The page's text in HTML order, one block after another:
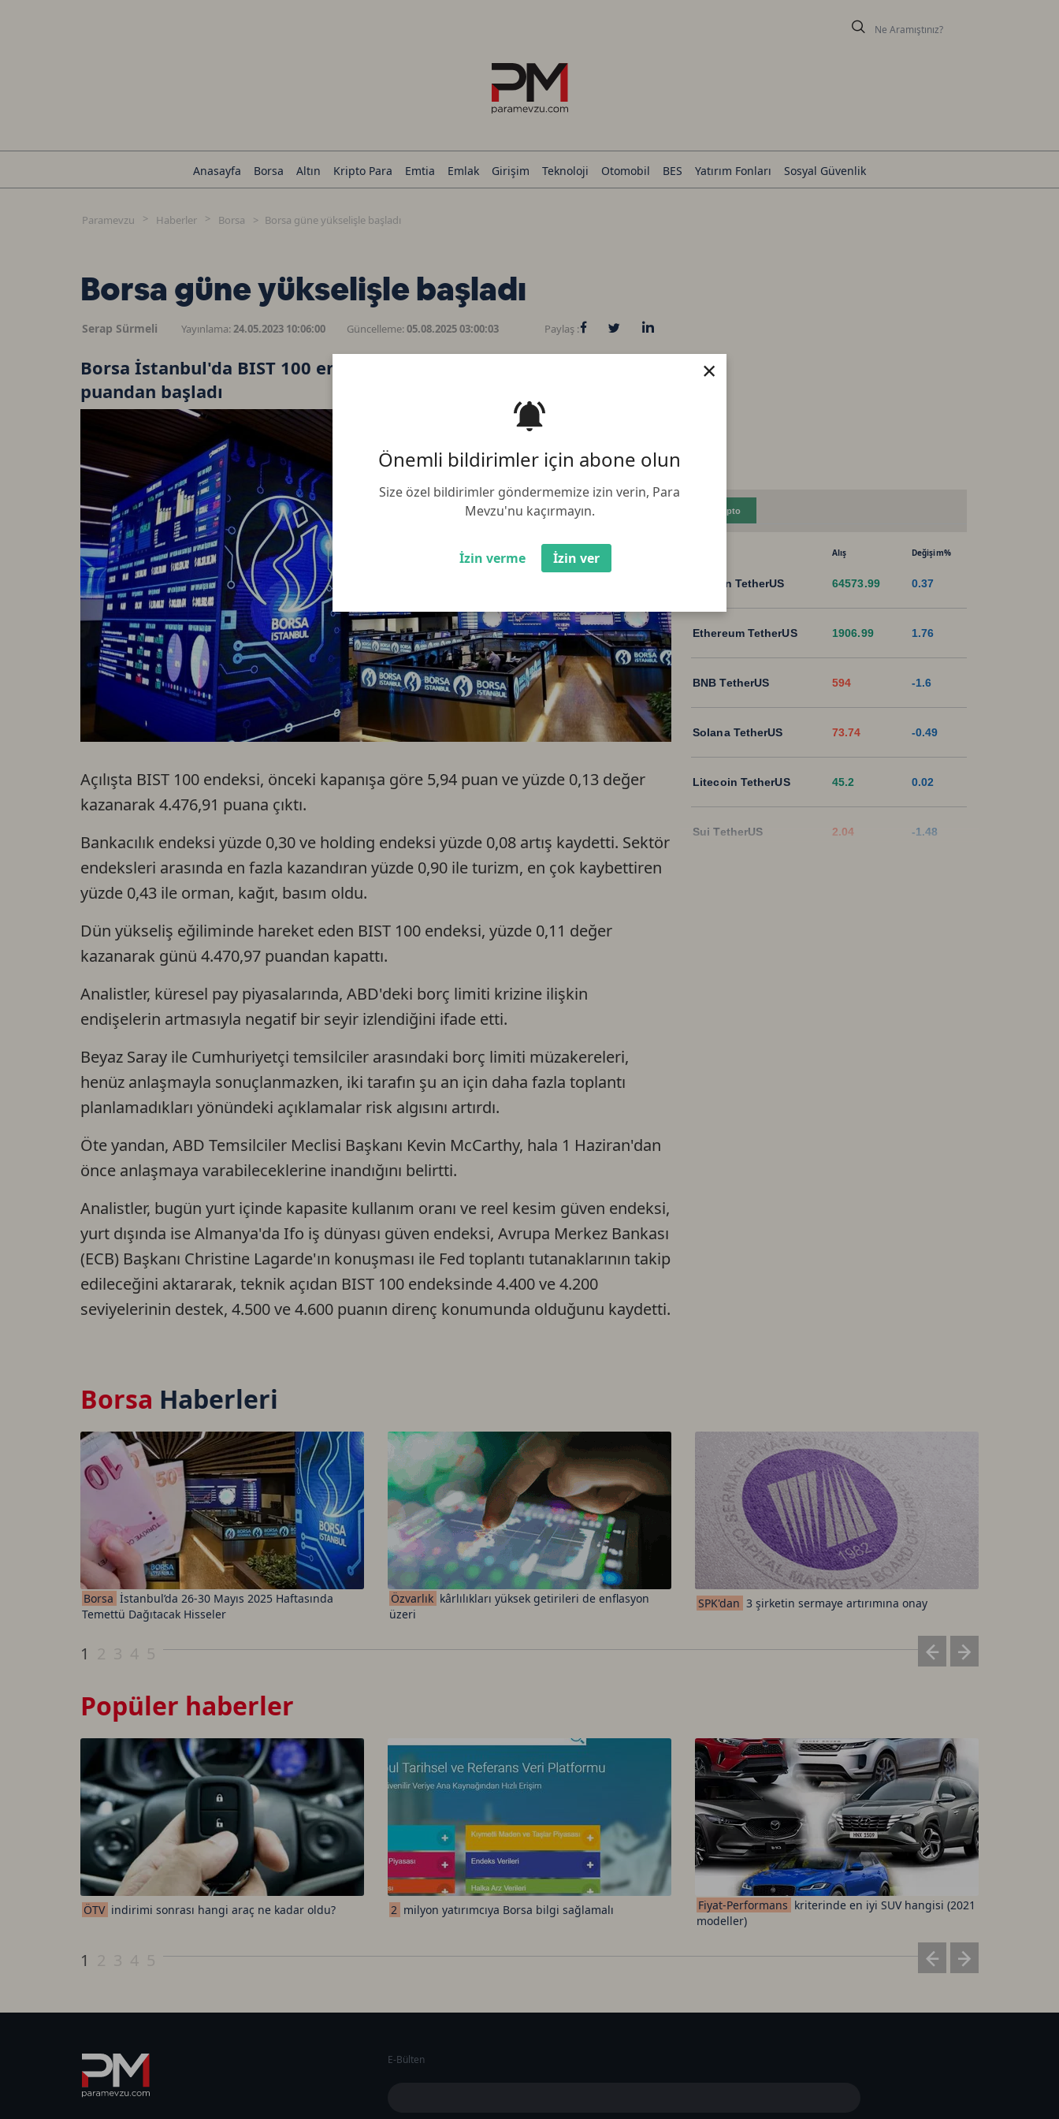
Önemli bildirimler için abone olun
Size özel bildirimler göndermemize izin verin, Para
Mevzu'nu kaçırmayın.
İzin verme İzin ver
×
Anasayfa Borsa Altın Kripto Para Emtia Emlak Girişim Teknoloji Otomobil BES Yatırım Fonları Sosyal Güvenlik
Paramevzu Haberler Borsa Borsa güne yükselişle başladı
Borsa güne yükselişle başladı
Serap Sürmeli Yayınlama:24.05.2023 10:06:00 Güncelleme:05.08.2025 03:00:03 Paylaş :
Borsa İstanbul'da BIST 100 endeksi, güne yüzde 0,13 artışla 4.476,91
puandan başladı
Açılışta BIST 100 endeksi, önceki kapanışa göre 5,94 puan ve yüzde 0,13 değer
kazanarak 4.476,91 puana çıktı.
Bankacılık endeksi yüzde 0,30 ve holding endeksi yüzde 0,08 artış kaydetti. Sektör
endeksleri arasında en fazla kazandıran yüzde 0,90 ile turizm, en çok kaybettiren
yüzde 0,43 ile orman, kağıt, basım oldu.
Dün yükseliş eğiliminde hareket eden BIST 100 endeksi, yüzde 0,11 değer
kazanarak günü 4.470,97 puandan kapattı.
Analistler, küresel pay piyasalarında, ABD'deki borç limiti krizine ilişkin
endişelerin artmasıyla negatif bir seyir izlendiğini ifade etti.
Beyaz Saray ile Cumhuriyetçi temsilciler arasındaki borç limiti müzakereleri,
henüz anlaşmayla sonuçlanmazken, iki tarafın şu an için daha fazla toplantı
planlamadıkları yönündeki açıklamalar risk algısını artırdı.
Öte yandan, ABD Temsilciler Meclisi Başkanı Kevin McCarthy, hala 1 Haziran'dan
önce anlaşmaya varabileceklerine inandığını belirtti.
Analistler, bugün yurt içinde kapasite kullanım oranı ve reel kesim güven endeksi,
yurt dışında ise Almanya'da Ifo iş dünyası güven endeksi, Avrupa Merkez Bankası
(ECB) Başkanı Christine Lagarde'ın konuşması ile Fed toplantı tutanaklarının takip
edileceğini aktararak, teknik açıdan BIST 100 endeksinde 4.400 ve 4.200
seviyelerinin destek, 4.500 ve 4.600 puanın direnç konumunda olduğunu kaydetti.
Kripto
Alış Değişim%
Bitcoin TetherUS 64573.99 0.37
Ethereum TetherUS 1906.99 1.76
BNB TetherUS 594 -1.6
Solana TetherUS 73.74 -0.49
Litecoin TetherUS 45.2 0.02
Sui TetherUS 2.04 -1.48
Borsa Haberleri
Borsa İstanbul’da 26-30 Mayıs 2025 Haftasında
Temettü Dağıtacak Hisseler
Özvarlık kârlılıkları yüksek getirileri de enflasyon
üzeri
SPK'dan 3 şirketin sermaye artırımına onay
1
Popüler haberler
ÖTV indirimi sonrası hangi araç ne kadar oldu? 2 milyon yatırımcıya Borsa bilgi sağlamalı Fiyat-Performans kriterinde en iyi SUV hangisi (2021
modeller)
1
E-Bülten